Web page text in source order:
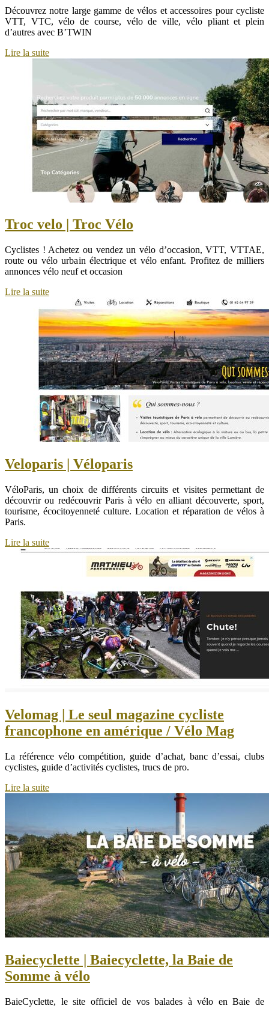
Découvrez notre large gamme de vélos et accessoires pour cycliste
VTT, VTC, vélo de course, vélo de ville, vélo pliant et plein
d’autres avec B’TWIN
Lire la suite
Troc velo | Troc Vélo
Cyclistes ! Achetez ou vendez un vélo d’occasion, VTT, VTTAE,
route ou vélo urbain électrique et vélo enfant. Profitez de milliers
annonces vélo neuf et occasion
Lire la suite
Veloparis | Véloparis
VéloParis, un choix de différents circuits et visites permettant de
découvrir ou redécouvrir Paris à vélo en alliant découverte, sport,
tourisme, écocitoyenneté culture. Location et réparation de vélos à
Paris.
Lire la suite
Velomag | Le seul magazine cycliste
francophone en amérique / Vélo Mag
La référence vélo compétition, guide d’achat, banc d’essai, clubs
cyclistes, guide d’activités cyclistes, trucs de pro.
Lire la suite
Baiecyclet­te | Baiecyclet­te, la Baie de
Somme à vélo
BaieCyclette, le site officiel de vos balades à vélo en Baie de